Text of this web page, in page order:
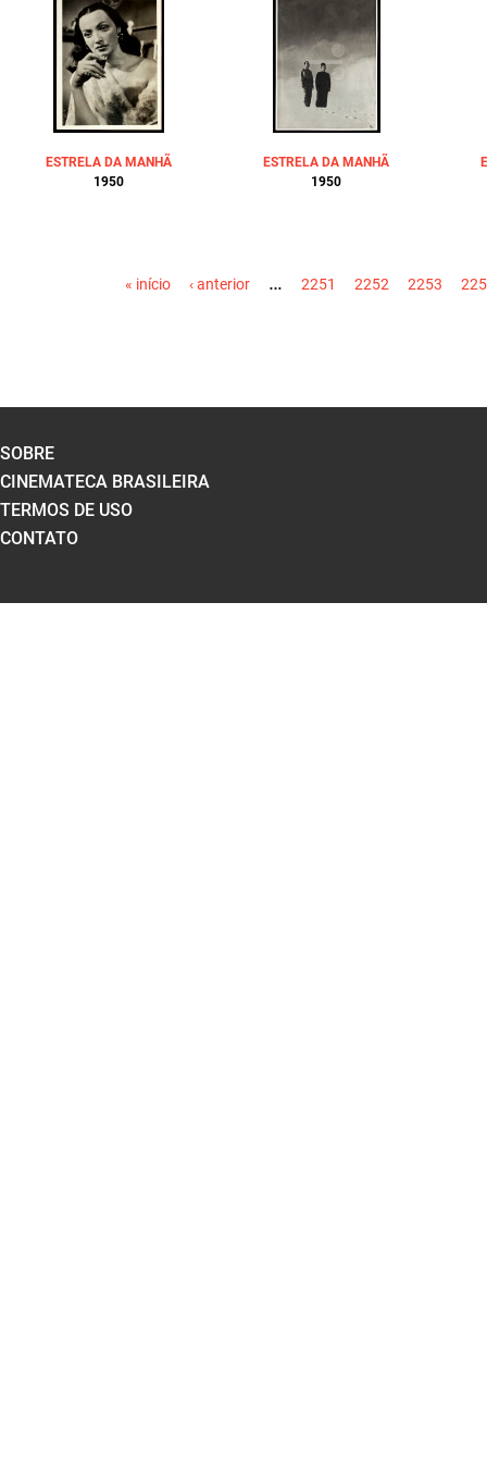
ESTRELA DA MANHÃ
1950
ESTRELA DA MANHÃ
1950
« início ‹ anterior … 2251 2252 2253
SOBRE
CINEMATECA BRASILEIRA
TERMOS DE USO
CONTATO